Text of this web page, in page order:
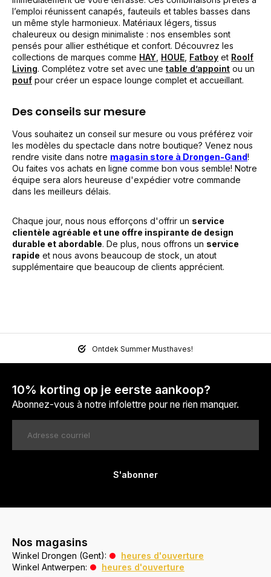
l’emploi réunissent canapés, fauteuils et tables basses dans
un même style harmonieux. Matériaux légers, tissus
chaleureux ou design minimaliste : nos ensembles sont
pensés pour allier esthétique et confort. Découvrez les
collections de marques comme HAY HOUE Fatboy et Roolf
Living. Complétez votre set avec une table d’appoint ou un
pouf pour créer un espace lounge complet et accueillant.
Des conseils sur mesure
Vous souhaitez un conseil sur mesure ou vous préférez voir
les modèles du spectacle dans notre boutique? Venez nous
rendre visite dans notre magasin store à Drongen-Gand!
Ou faites vos achats en ligne comme bon vous semble! Notre
équipe sera alors heureuse d'expédier votre commande
dans les meilleurs délais.
Chaque jour, nous nous efforçons d'offrir un service
clientèle agréable et une offre inspirante de design
durable et abordable. De plus, nous offrons un service
rapide et nous avons beaucoup de stock, un atout
supplémentaire que beaucoup de clients apprécient.
Ontdek Summer Musthaves!
10% korting op je eerste aankoop?
Abonnez-vous à notre infolettre pour ne rien manquer.
S'abonner
Nos magasins
Winkel Drongen (Gent):
heures d'ouverture
Winkel Antwerpen:
heures d'ouverture